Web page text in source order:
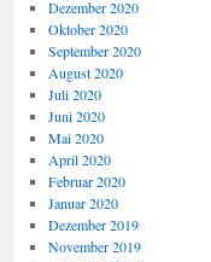
Dezember 2020
Oktober 2020
September 2020
August 2020
Juli 2020
Juni 2020
Mai 2020
April 2020
Februar 2020
Januar 2020
Dezember 2019
November 2019